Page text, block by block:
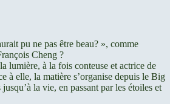
pu ne pas être beau? », comme
Cheng ?
lumière, à la fois conteuse et actrice de
à elle, la matière s’organise depuis le Big
la vie, en passant par les étoiles et